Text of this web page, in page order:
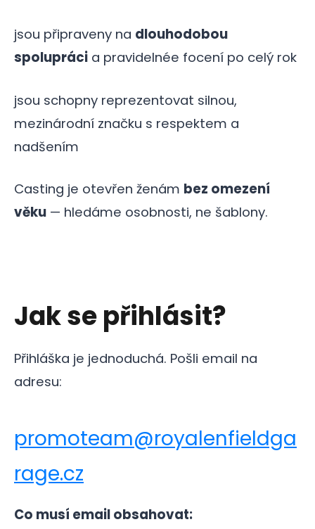
jsou připraveny na dlouhodobou
spolupráci a pravidelnée focení po celý rok
jsou schopny reprezentovat silnou,
mezinárodní značku s respektem a
nadšením
Casting je otevřen ženám bez omezení
věku — hledáme osobnosti, ne šablony.
Jak se přihlásit?
Přihláška je jednoduchá. Pošli email na
adresu:
promoteam@royalenfieldga
rage.cz
Co musí email obsahovat: